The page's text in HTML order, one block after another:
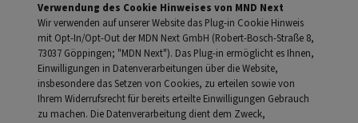
Verwendung des Cookie Hinweises von MND Next
Wir verwenden auf unserer Website das Plug-in Cookie Hinweis
mit Opt-In/Opt-Out der MDN Next GmbH (Robert-Bosch-Straße 8,
73037 Göppingen; "MDN Next"). Das Plug-in ermöglicht es Ihnen,
Einwilligungen in Datenverarbeitungen über die Website,
insbesondere das Setzen von Cookies, zu erteilen sowie von
Ihrem Widerrufsrecht für bereits erteilte Einwilligungen Gebrauch
zu machen. Die Datenverarbeitung dient dem Zweck,